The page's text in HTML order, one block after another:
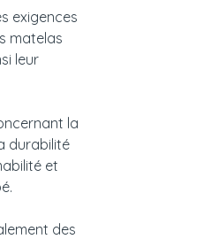
exigences
matelas
leur
la
durabilité
et
des